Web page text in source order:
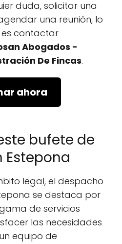
duda, solicitar una
una reunión, lo
contactar
Abogados -
De Fincas.
ahora
bufete de
legal, el despacho
se destaca por
de servicios
las necesidades
equipo de